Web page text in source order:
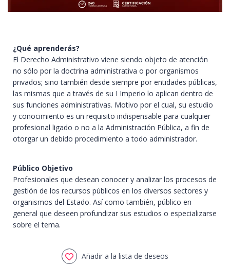
¿Qué aprenderás?
El Derecho Administrativo viene siendo objeto de atención
no sólo por la doctrina administrativa o por organismos
privados; sino también desde siempre por entidades públicas,
las mismas que a través de su I Imperio lo aplican dentro de
sus funciones administrativas. Motivo por el cual, su estudio
y conocimiento es un requisito indispensable para cualquier
profesional ligado o no a la Administración Pública, a fin de
otorgar un debido procedimiento a todo administrador.
Público Objetivo
Profesionales que desean conocer y analizar los procesos de
gestión de los recursos públicos en los diversos sectores y
organismos del Estado. Así como también, público en
general que deseen profundizar sus estudios o especializarse
sobre el tema.
Añadir a la lista de deseos